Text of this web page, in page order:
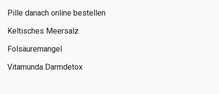
Pille danach online bestellen
Keltisches Meersalz
Folsäuremangel
Vitamunda Darmdetox